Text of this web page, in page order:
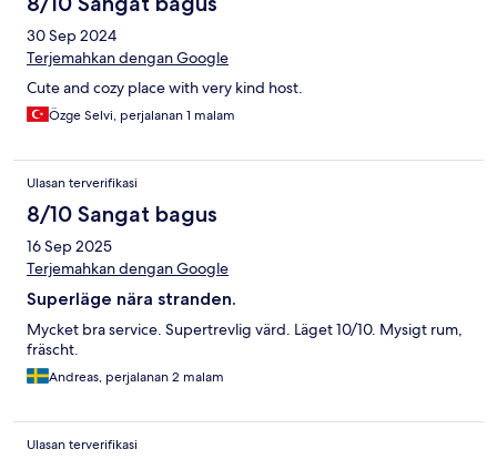
30 Sep 2024
Terjemahkan dengan Google
Cute and cozy place with very kind host.
Özge Selvi, perjalanan 1 malam
Ulasan terverifikasi
8/10 Sangat bagus
16 Sep 2025
Terjemahkan dengan Google
Superläge nära stranden.
Mycket bra service. Supertrevlig värd. Läget 10/10. Mysigt rum,
fräscht.
Andreas, perjalanan 2 malam
Ulasan terverifikasi